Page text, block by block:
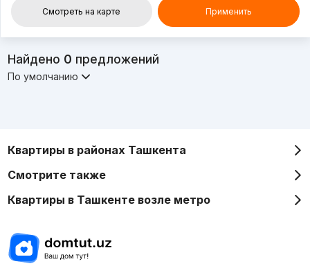
Смотреть на карте Применить
Найдено 0 предложений
По умолчанию
Квартиры в районах Ташкента
Смотрите также
Квартиры в Ташкенте возле метро